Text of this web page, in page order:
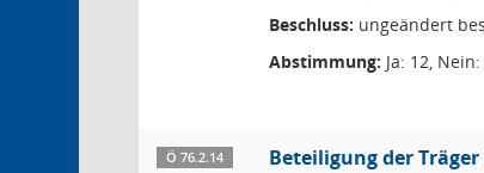
Beschluss: ungeändert
Abstimmung: Ja: 12,
Ö 76.2.14 Beteiligung der